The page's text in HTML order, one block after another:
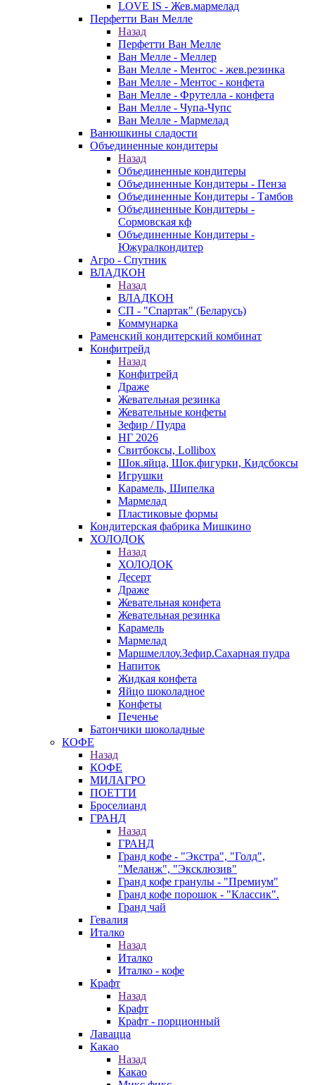
LOVE IS - Жев.мармелад
Перфетти Ван Мелле
Назад
Перфетти Ван Мелле
Ван Мелле - Меллер
Ван Мелле - Ментос - жев.резинка
Ван Мелле - Ментос - конфета
Ван Мелле - Фрутелла - конфета
Ван Мелле - Чупа-Чупс
Ван Мелле - Мармелад
Ванюшкины сладости
Объединенные кондитеры
Назад
Объединенные кондитеры
Объединенные Кондитеры - Пенза
Объединенные Кондитеры - Тамбов
Объединенные Кондитеры -
Сормовская кф
Объединенные Кондитеры -
Южуралкондитер
Агро - Спутник
ВЛАДКОН
Назад
ВЛАДКОН
СП - "Спартак" (Беларусь)
Коммунарка
Раменский кондитерский комбинат
Конфитрейд
Назад
Конфитрейд
Драже
Жевательная резинка
Жевательные конфеты
Зефир / Пудра
НГ 2026
Свитбоксы, Lollibox
Шок.яйца, Шок.фигурки, Кидсбоксы
Игрушки
Карамель, Шипелка
Мармелад
Пластиковые формы
Кондитерская фабрика Мишкино
ХОЛОДОК
Назад
ХОЛОДОК
Десерт
Драже
Жевательная конфета
Жевательная резинка
Карамель
Мармелад
Маршмеллоу.Зефир.Сахарная пудра
Напиток
Жидкая конфета
Яйцо шоколадное
Конфеты
Печенье
Батончики шоколадные
КОФЕ
Назад
КОФЕ
МИЛАГРО
ПОЕТТИ
Броселианд
ГРАНД
Назад
ГРАНД
Гранд кофе - "Экстра", "Голд",
"Меланж", "Эксклюзив"
Гранд кофе гранулы - "Премиум"
Гранд кофе порошок - "Классик".
Гранд чай
Гевалия
Италко
Назад
Италко
Италко - кофе
Крафт
Назад
Крафт
Крафт - порционный
Лавацца
Какао
Назад
Какао